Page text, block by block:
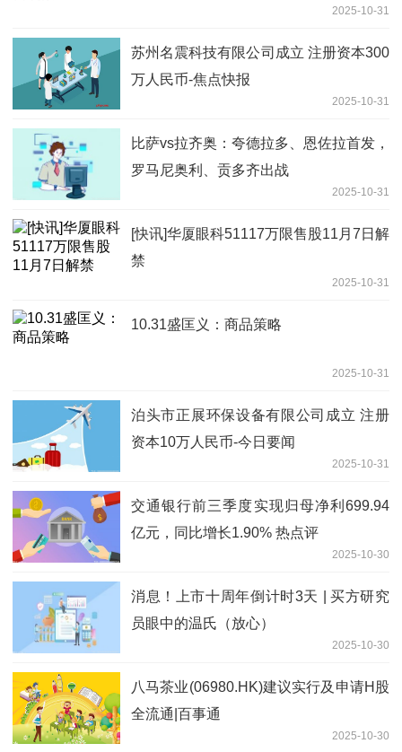
2025-10-31
苏州名震科技有限公司成立 注册资本300
万人民币-焦点快报
2025-10-31
比萨vs拉齐奥：夸德拉多、恩佐拉首发，
罗马尼奥利、贡多齐出战
2025-10-31
[快讯]华厦眼科51117万限售股11月7日解
禁
2025-10-31
10.31盛匡义：商品策略
2025-10-31
泊头市正展环保设备有限公司成立 注册
资本10万人民币-今日要闻
2025-10-31
交通银行前三季度实现归母净利699.94
亿元，同比增长1.90% 热点评
2025-10-30
消息！上市十周年倒计时3天 | 买方研究
员眼中的温氏（放心）
2025-10-30
八马茶业(06980.HK)建议实行及申请H股
全流通|百事通
2025-10-30